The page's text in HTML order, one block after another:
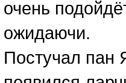
очень
ожидаючи.
Постучал пан